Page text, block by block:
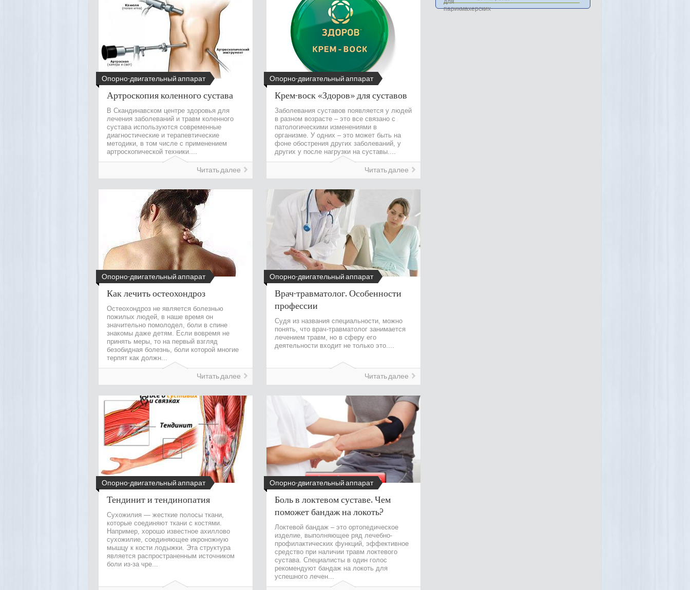
Опорно-двигательный аппарат
Артроскопия коленного сустава
В Скандинавском центре здоровья для
лечения заболеваний и травм коленного
сустава используются современные
диагностические и терапевтические
методики, в том числе с применением
артроскопической техники....
Читать далее
Опорно-двигательный аппарат
Крем-воск «Здоров» для суставов
Заболевания суставов появляется у людей
в разном возрасте – это все связано с
патологическими изменениями в
организме. У одних – это может быть на
фоне обострения других заболеваний, у
других у после нагрузки на суставы....
Читать далее
Опорно-двигательный аппарат
Как лечить остеохондроз
Остеохондроз не является болезнью
пожилых людей, в наше время он
значительно помолодел, боли в спине
знакомы даже детям. Если вовремя не
принять меры, то на первый взгляд
безобидная болезнь, боли которой многие
терпят как должн...
Читать далее
Опорно-двигательный аппарат
Врач-травматолог. Особенности
профессии
Судя из названия специальности, можно
понять, что врач-травматолог занимается
лечением травм, но в сферу его
деятельности входит не только это....
Читать далее
Опорно-двигательный аппарат
Тендинит и тендинопатия
Сухожилия — жесткие полосы ткани,
которые соединяют ткани с костями.
Например, хорошо известное ахиллово
сухожилие, соединяющее икроножную
мышцу к кости лодыжки. Эта структура
является распространенным источником
боли из-за чре...
Опорно-двигательный аппарат
Боль в локтевом суставе. Чем
поможет бандаж на локоть?
Локтевой бандаж – это ортопедическое
изделие, выполняющее ряд лечебно-
профилактических функций, эффективное
средство при наличии травм локтевого
сустава. Специалисты в один голос
рекомендуют бандаж на локоть для
успешного лечен...